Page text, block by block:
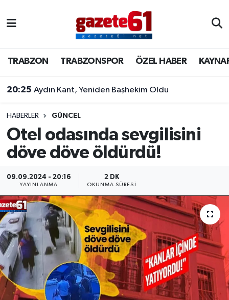
TRABZON TRABZONSPOR ÖZEL HABER
20:25 Aydın Kant, Yeniden Başhekim Oldu
HABERLER GÜNCEL
Otel odasında sevgilisini
döve döve öldürdü!
09.09.2024 - 20:16
YAYINLANMA
2 DK
OKUNMA SÜRESI
TRABZONSPOR
ÖZEL HABER
KAYNAR KAZAN
SİYASET
Trabzon Nöbetçi Eczaneler
Trabzon Hava Durumu
Trabzon Namaz Vakitleri
Trabzon Trafik Yoğunluk Haritası
Süper Lig Puan Durumu ve Fikstür
Son Dakika Haberleri
Haber Arşivi